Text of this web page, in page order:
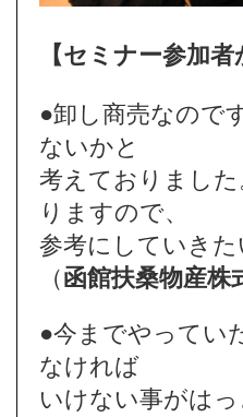
【セミナー参加
●卸し商売なので
ないかと
考えておりまし
りますので、
参考にしていき
（函館扶桑物産株
●今までやってい
なければ
いけない事がは